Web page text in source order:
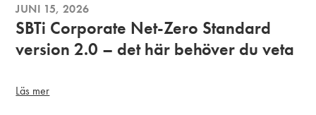
JUNI 15, 2026
SBTi Corporate Net-Zero Standard
version 2.0 – det här behöver du veta
Läs mer